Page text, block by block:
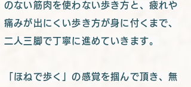
のない筋肉を使わない歩き方と、疲れや
痛みが出にくい歩き方が身に付くまで、
二人三脚で丁寧に進めていきます。
「ほねで歩く」の感覚を掴んで頂き、無